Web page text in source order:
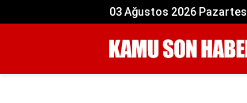
03 Ağustos 2026